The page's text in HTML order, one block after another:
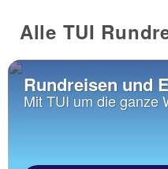
Alle TUI
Rundreisen und
Mit TUI um die ganze